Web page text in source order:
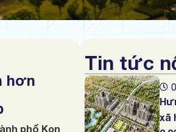
hơn
phố Kon
Tin tức
xã